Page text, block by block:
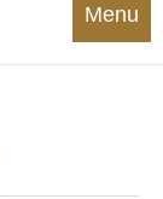
Menu